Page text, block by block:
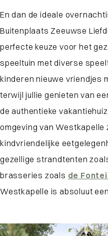
En dan de ideale
Buitenplaats Zeeuwse
perfecte keuze voor het
speeltuin met diverse
kinderen nieuwe vriendjes
terwijl jullie genieten van
de authentieke
omgeving van Westkapelle
kindvriendelijke
gezellige strandtenten
brasseries zoals de
Westkapelle is absoluut